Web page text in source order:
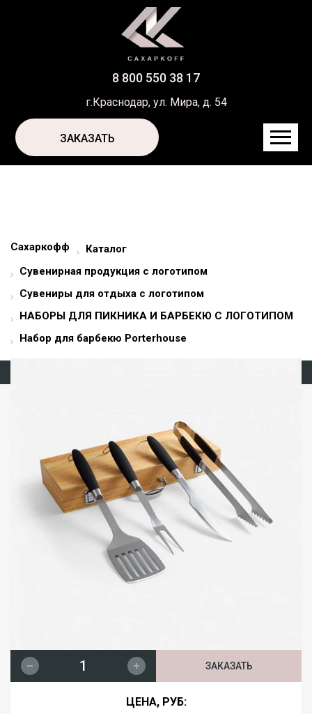
8 800 550 38 17
г.Краснодар, ул. Мира, д. 54
ЗАКАЗАТЬ
Сахаркофф
Каталог
Сувенирная продукция с логотипом
Сувениры для отдыха с логотипом
НАБОРЫ ДЛЯ ПИКНИКА И БАРБЕКЮ С ЛОГОТИПОМ
Набор для барбекю Porterhouse
ЗАКАЗАТЬ
ЦЕНА, РУБ: